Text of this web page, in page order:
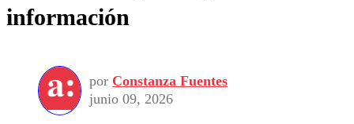
información
por Constanza Fuentes
junio 09, 2026